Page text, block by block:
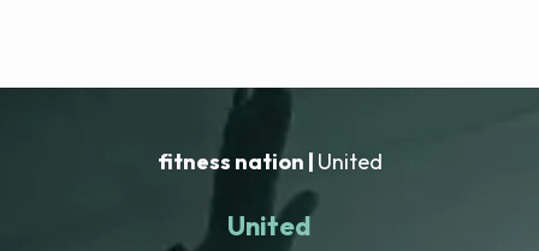
fitness nation | United
United